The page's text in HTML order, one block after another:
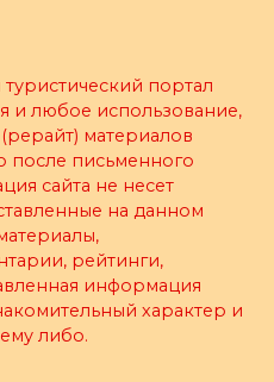
портал
и любое использование,
материалов
после письменного
сайта не несет
на данном
рейтинги,
информация
характер и
либо.